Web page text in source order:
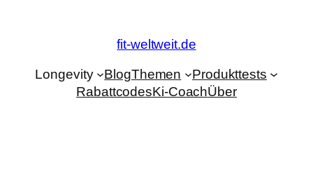
fit-weltweit.de
Longevity BlogThemen
Produkttests
RabattcodesKi-CoachÜber